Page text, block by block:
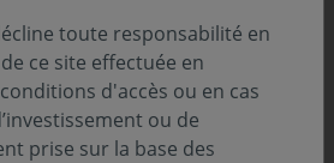
toute responsabilité en
ce site effectuée en
d'accès ou en cas
ou de
prise sur la base des